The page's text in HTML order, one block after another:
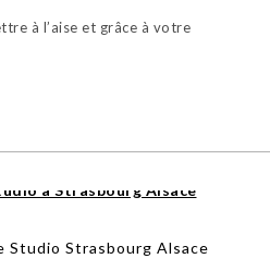
à l’aise et grâce à votre
Studio Strasbourg Alsace